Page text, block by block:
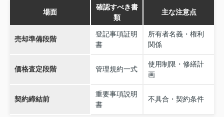
場面
確認すべき書
類
主な注意点
売却準備段階
登記事項証明
書
所有者名義・権利
関係
価格査定段階 管理規約一式
使用制限・修繕計
画
契約締結前
重要事項説明
書
不具合・契約条件